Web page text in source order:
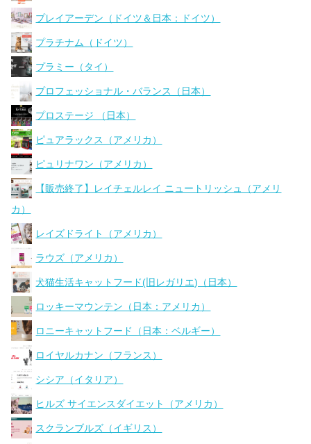
プレイアーデン（ドイツ＆日本：ドイツ）
プラチナム（ドイツ）
プラミー（タイ）
プロフェッショナル・バランス（日本）
プロステージ （日本）
ピュアラックス（アメリカ）
ピュリナワン（アメリカ）
【販売終了】レイチェルレイ ニュートリッシュ（アメリ
カ）
レイズドライト（アメリカ）
ラウズ（アメリカ）
犬猫生活キャットフード(旧レガリエ)（日本）
ロッキーマウンテン（日本：アメリカ）
ロニーキャットフード（日本：ベルギー）
ロイヤルカナン（フランス）
シシア（イタリア）
ヒルズ サイエンスダイエット（アメリカ）
スクランブルズ（イギリス）